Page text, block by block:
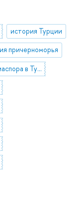
история Турции
причерноморья
кавказская диаспора в Турции